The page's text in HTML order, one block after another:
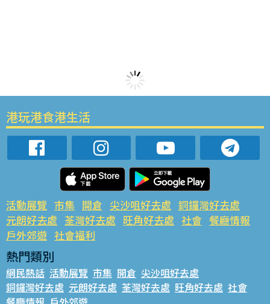
港玩港食港生活
活動展覽 市集 開倉 尖沙咀好去處 銅鑼灣好去處
元朗好去處 荃灣好去處 旺角好去處 社會 餐廳情報
戶外郊遊 社會福利
熱門類別
網民熱話 活動展覽 市集 開倉 尖沙咀好去處
銅鑼灣好去處 元朗好去處 荃灣好去處 旺角好去處 社會